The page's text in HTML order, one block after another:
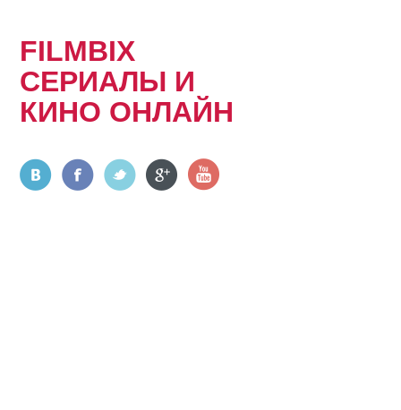
FILMBIX
СЕРИАЛЫ И
КИНО ОНЛАЙН